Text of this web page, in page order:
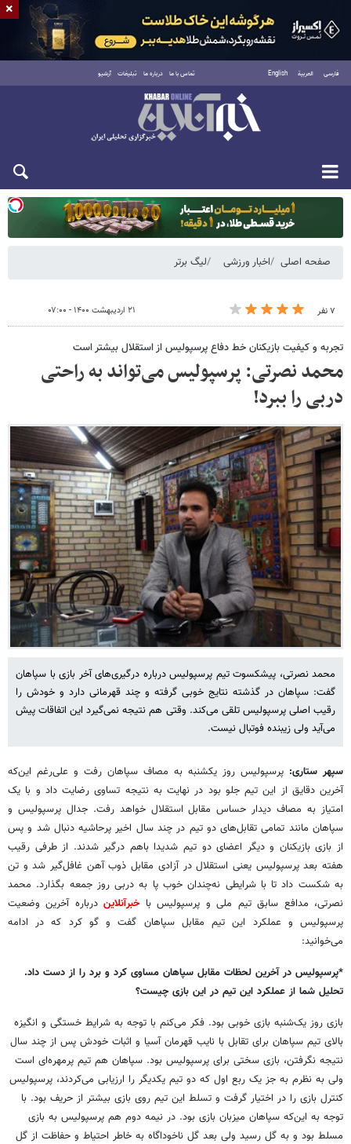
فارسی العربية English تماس با ما درباره ما تبلیغات آرشیو
یکشنبه ۱۸ مرداد ۱۴۰۵
صفحه اصلی اخبار ورزشی لیگ برتر
۷ نفر ۲۱ اردیبهشت ۱۴۰۰ - ۰۷:۰۰
تجربه و کیفیت بازیکنان خط دفاع پرسپولیس از استقلال بیشتر است
محمد نصرتی: پرسپولیس می‌تواند به راحتی
دربی را ببرد!
محمد نصرتی، پیشکسوت تیم پرسپولیس درباره درگیری‌های آخر بازی با سپاهان
گفت: سپاهان در گذشته نتایج خوبی گرفته و چند قهرمانی دارد و خودش را
رقیب اصلی پرسپولیس تلقی می‌کند. وقتی هم نتیجه نمی‌گیرد این اتفاقات پیش
می‌آید ولی زیبنده فوتبال نیست.
سپهر ستاری: پرسپولیس روز یکشنبه به مصاف سپاهان رفت و علی‌رغم این‌که
آخرین دقایق از این تیم جلو بود در نهایت به نتیجه تساوی رضایت داد و با یک
امتیاز به مصاف دیدار حساس مقابل استقلال خواهد رفت. جدال پرسپولیس و
سپاهان مانند تمامی تقابل‌های دو تیم در چند سال اخیر پرحاشیه دنبال شد و پس
از بازی بازیکنان و دیگر اعضای دو تیم شدیدا باهم درگیر شدند. از طرفی رقیب
هفته بعد پرسپولیس یعنی استقلال در آزادی مقابل ذوب آهن غافل‌گیر شد و تن
به شکست داد تا با شرایطی نه‌چندان خوب پا به دربی روز جمعه بگذارد. محمد
نصرتی، مدافع سابق تیم ملی و پرسپولیس باخبرآنلایندرباره آخرین وضعیت
پرسپولیس و عملکرد این تیم مقابل سپاهان گفت و گو کرد که در ادامه
می‌خوانید:
*پرسپولیس در آخرین لحظات مقابل سپاهان مساوی کرد و برد را از دست داد.
تحلیل شما از عملکرد این تیم در این بازی چیست؟
بازی روز یک‌شنبه بازی خوبی بود. فکر می‌کنم با توجه به شرایط خستگی و انگیزه
بالای تیم سپاهان برای تقابل با نایب قهرمان آسیا و اثبات خودش پس از چند سال
نتیجه نگرفتن، بازی سختی برای پرسپولیس بود. سپاهان هم تیم پرمهره‌ای است
ولی به نظرم به جز یک ربع اول که دو تیم یکدیگر را ارزیابی می‌کردند، پرسپولیس
کنترل بازی را در اختیار گرفت و تسلط این تیم روی بازی بیشتر از حریف بود. با
توجه به این‌که سپاهان میزبان بازی بود. در نیمه دوم هم پرسپولیس به بازی
مسلط بود و به گل رسید ولی بعد گل ناخوداگاه به خاطر احتیاط و حفاظت از گل
×